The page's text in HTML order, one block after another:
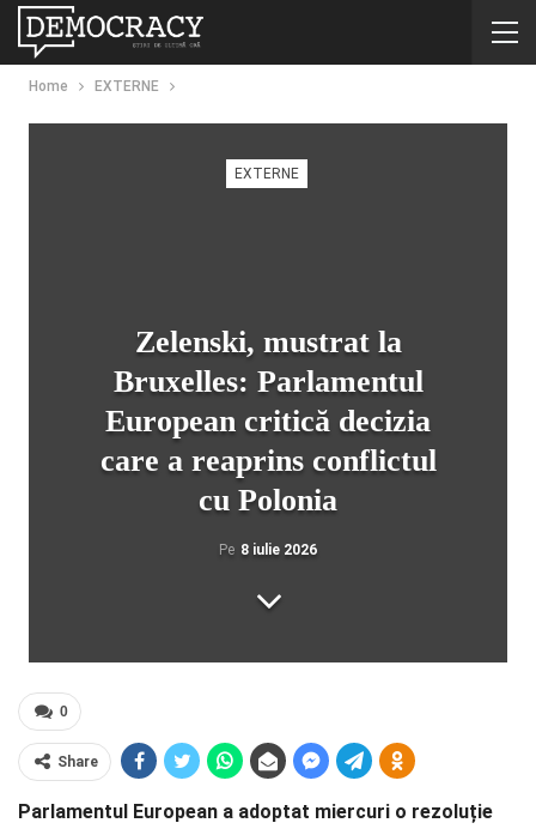
Home EXTERNE
EXTERNE
Zelenski, mustrat la
Bruxelles: Parlamentul
European critică decizia
care a reaprins conflictul
cu Polonia
Pe 8 iulie 2026
0
Share
Parlamentul European a adoptat miercuri o rezoluție